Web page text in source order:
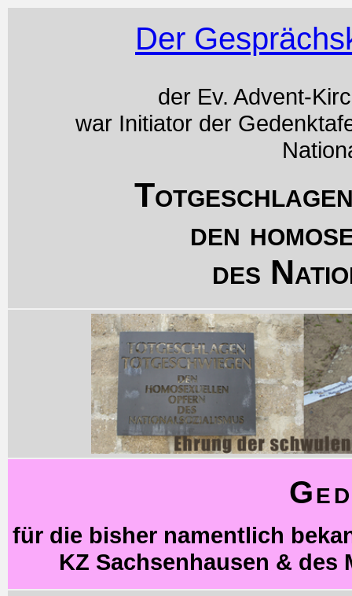
Der
der Ev. Advent-
war Initiator der
den
des
für die bisher namentlich
KZ Sachsenhausen & des